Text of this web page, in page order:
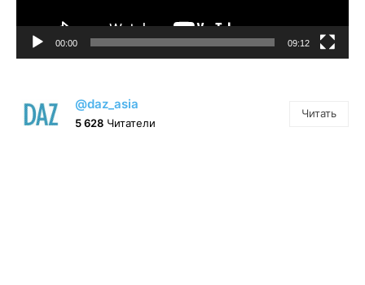
00:00 09:12
@daz_asia
5 628 Читатели
Читать